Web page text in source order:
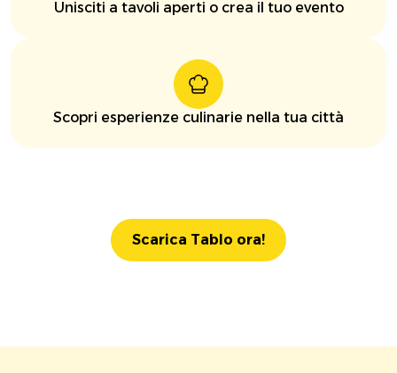
Unisciti a tavoli aperti o crea il tuo evento
Scopri esperienze culinarie nella tua città
Scarica Tablo ora!